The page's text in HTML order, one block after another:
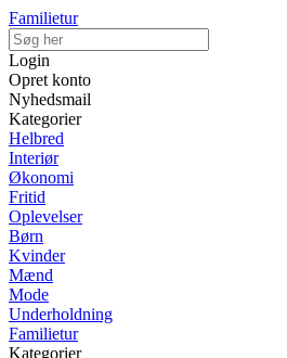
Familietur
Login
Opret konto
Nyhedsmail
Kategorier
Helbred
Interiør
Økonomi
Fritid
Oplevelser
Børn
Kvinder
Mænd
Mode
Underholdning
Familietur
Kategorier